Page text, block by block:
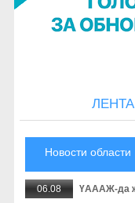
Новости области
06.08 ҮАААЖ-да